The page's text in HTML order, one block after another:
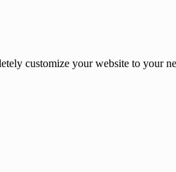
customize your website to your